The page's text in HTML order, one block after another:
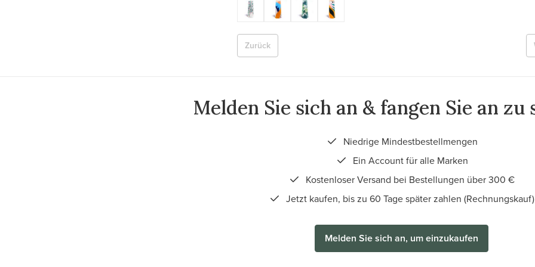
Zurück
Melden Sie sich an & fangen Sie an zu
Niedrige Mindestbestellmengen
Ein Account für alle Marken
Kostenloser Versand bei Bestellungen über 300 €
Jetzt kaufen, bis zu 60 Tage später zahlen (Rechnungskauf)
Melden Sie sich an, um einzukaufen